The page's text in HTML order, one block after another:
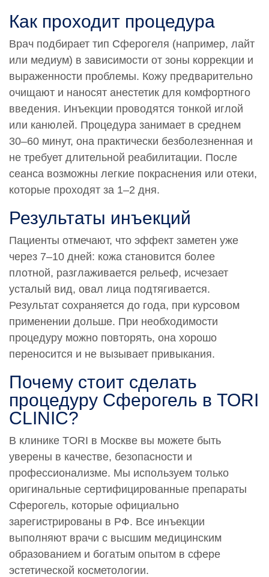
Как проходит процедура
Врач подбирает тип Сферогеля (например, лайт
или медиум) в зависимости от зоны коррекции и
выраженности проблемы. Кожу предварительно
очищают и наносят анестетик для комфортного
введения. Инъекции проводятся тонкой иглой
или канюлей. Процедура занимает в среднем
30–60 минут, она практически безболезненная и
не требует длительной реабилитации. После
сеанса возможны легкие покраснения или отеки,
которые проходят за 1–2 дня.
Результаты инъекций
Пациенты отмечают, что эффект заметен уже
через 7–10 дней: кожа становится более
плотной, разглаживается рельеф, исчезает
усталый вид, овал лица подтягивается.
Результат сохраняется до года, при курсовом
применении дольше. При необходимости
процедуру можно повторять, она хорошо
переносится и не вызывает привыкания.
Почему стоит сделать
процедуру Сферогель в TORI
CLINIC?
В клинике TORI в Москве вы можете быть
уверены в качестве, безопасности и
профессионализме. Мы используем только
оригинальные сертифицированные препараты
Сферогель, которые официально
зарегистрированы в РФ. Все инъекции
выполняют врачи с высшим медицинским
образованием и богатым опытом в сфере
эстетической косметологии.